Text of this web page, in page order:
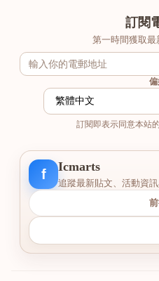
訂閱
第一時間獲取最
訂閱即表示同意本站
f Icmarts
追蹤最新貼文、活動資訊